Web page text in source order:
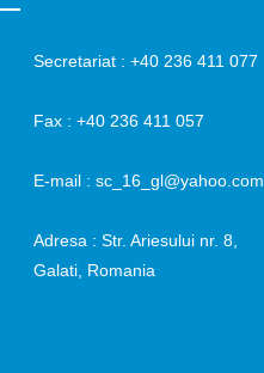
Secretariat : +40 236 411 077
Fax : +40 236 411 057
E-mail : sc_16_gl@yahoo.com
Adresa : Str. Ariesului nr. 8,
Galati, Romania